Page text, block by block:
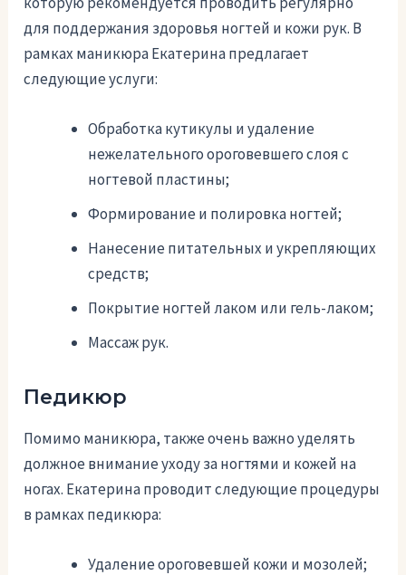
для поддержания здоровья ногтей и кожи рук. В
рамках маникюра Екатерина предлагает
следующие услуги:
Обработка кутикулы и удаление
нежелательного ороговевшего слоя с
ногтевой пластины;
Формирование и полировка ногтей;
Нанесение питательных и укрепляющих
средств;
Покрытие ногтей лаком или гель-лаком;
Массаж рук.
Педикюр
Помимо маникюра, также очень важно уделять
должное внимание уходу за ногтями и кожей на
ногах. Екатерина проводит следующие процедуры
в рамках педикюра:
Удаление ороговевшей кожи и мозолей;